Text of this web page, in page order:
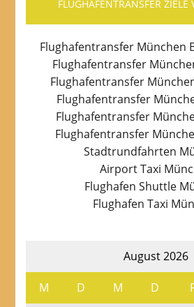
FLUGHAFENTRANSFER
Flughafentransfer München
Flughafentransfer
Flughafentransfer
Flughafentransfer
Flughafentransfer
Flughafentransfer
Stadtrundfahrten
Airport Taxi
Flughafen Shuttle
Flughafen Taxi
August 2026
M D M D